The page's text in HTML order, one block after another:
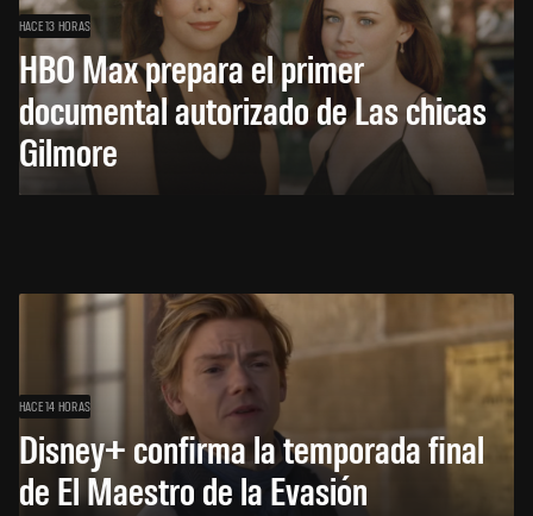
HACE 13 HORAS
HBO Max prepara el primer
documental autorizado de Las chicas
Gilmore
HACE 14 HORAS
Disney+ confirma la temporada final
de El Maestro de la Evasión